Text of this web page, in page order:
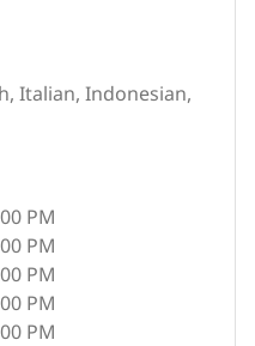
Italian, Indonesian,
PM
PM
PM
PM
PM